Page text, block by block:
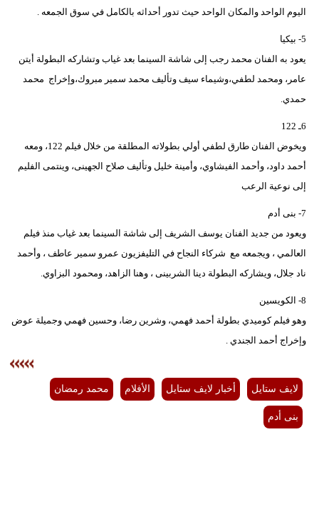
اليوم الواحد والمكان الواحد حيث تدور أحداثه بالكامل في سوق الجمعه .
5- بيكيا
يعود به الفنان محمد رجب إلى شاشة السينما بعد غياب وتشاركه البطولة أيتن
عامر، ومحمد لطفي،وشيماء سيف وتأليف محمد سمير مبروك،وإخراج محمد
حمدي.
6ـ 122
ويخوض الفنان طارق لطفي أولي بطولاته المطلقة من خلال فيلم 122، ومعه
أحمد داود، وأحمد الفيشاوي، وأمينة خليل وتأليف صلاح الجهينى، وينتمى الفليم
إلى نوعية الرعب
7- بنى أدم
ويعود من جديد الفنان يوسف الشريف إلى شاشة السينما بعد غياب منذ فيلم
العالمي ، ويجمعه مع شركاء النجاح في التليفزيون عمرو سمير عاطف ، وأحمد
ناد جلال، ويشاركه البطولة دينا الشربينى ، وهنا الزاهد، ومحمود البزاوي.
8- الكويسين
وهو فيلم كوميدي بطولة أحمد فهمي، وشرين رضا، وحسين فهمي وجميلة عوض
وإخراج أحمد الجندي .
لايف ستايل أخبار لايف ستايل الأفلام محمد رمضان
بنى أدم